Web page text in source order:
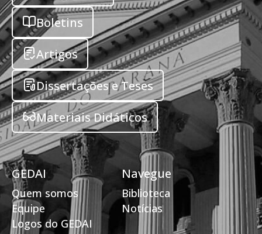
Boletins
Artigos
Dissertações e Teses
Materiais Didáticos
GEDAI
Quem somos
Equipe
Logos do GEDAI
Navegue
Biblioteca
Notícias